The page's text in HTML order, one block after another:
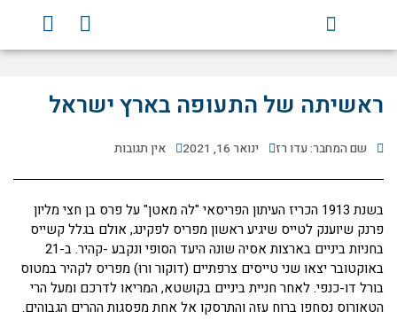
F
a
c
b
Y
o
u
ראשיתה של התעופה בארץ ישראל
שם המחבר: עדו רז ינואר 16, 2021 אין תגובות
בשנת 1913 הכריז העיתון הפריסאי "לה מאטן" על פרס בן חצי מליון
פרנק שיוענק לטייס שיגיע ראשון מפריס לפקינג, אולם בגלל קשייס
בחניות ביניים בארצות אסיה שונה היעד הסופי ונקבע -קהיר. ב-21
באוקטובר יצאו שני טייסים צרפתיים (דוקור ורוּ) מפריס לקהיר במטוס
בורל דו-כנפי. לאחר חניית ביניים בקושטא, המריאו לדרכם ומעל הרי
הטאורוס נסחפו ברוח עזּה והתרסקו אל אחת מפסגות ההרים הגבוהים.